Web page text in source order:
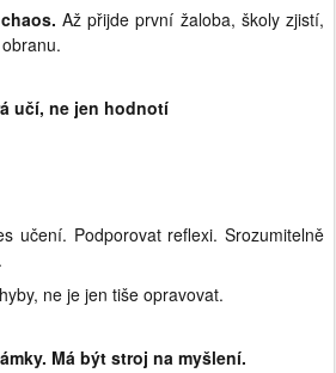
Až přijde první žaloba, školy zjistí,
učí, ne jen hodnotí
učení. Podporovat reflexi. Srozumitelně
ne je jen tiše opravovat.
Má být stroj na myšlení.